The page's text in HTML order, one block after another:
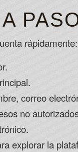
rápidamente:
correo
no
explorar la